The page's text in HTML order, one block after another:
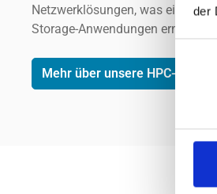
der
Netzwerklösungen, was eine
Storage-Anwendungen ermöglicht.
Mehr über unsere HPC-